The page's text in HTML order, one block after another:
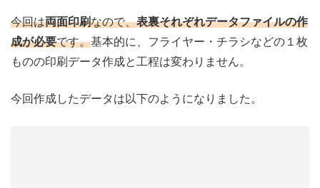
今回は両面印刷なので、表裏それぞれデータファイルの作
成が必要です。基本的に、フライヤー・チラシなどの１枚
ものの印刷データ作成と工程は変わりません。
今回作成したデータは以下のようになりました。